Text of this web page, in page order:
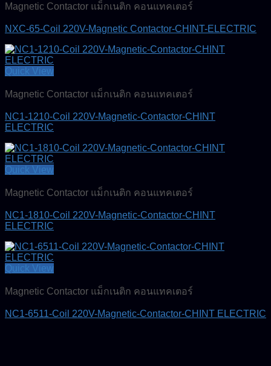
Magnetic Contactor แม็กเนติก คอนแทคเตอร์
NXC-65-Coil 220V-Magnetic Contactor-CHINT-ELECTRIC
Quick View
Magnetic Contactor แม็กเนติก คอนแทคเตอร์
NC1-1210-Coil 220V-Magnetic-Contactor-CHINT
ELECTRIC
Quick View
Magnetic Contactor แม็กเนติก คอนแทคเตอร์
NC1-1810-Coil 220V-Magnetic-Contactor-CHINT
ELECTRIC
Quick View
Magnetic Contactor แม็กเนติก คอนแทคเตอร์
NC1-6511-Coil 220V-Magnetic-Contactor-CHINT ELECTRIC